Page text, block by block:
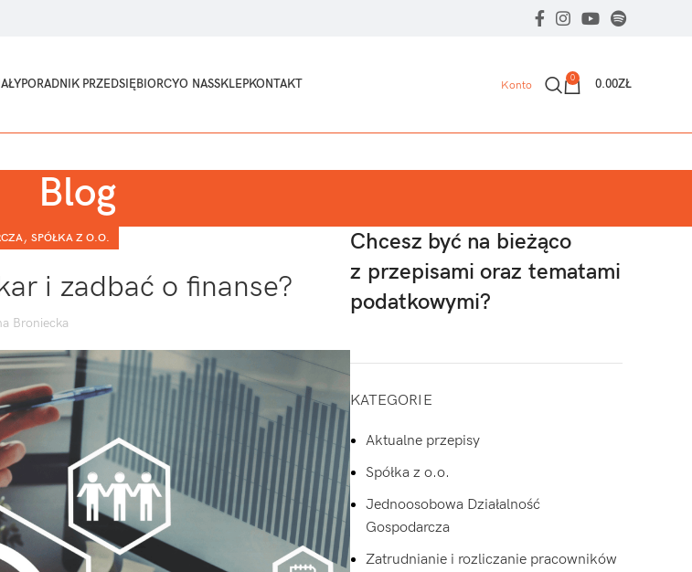
PORADNIK PRZEDSIĘBIORCYO NASSKLEPKONTAKT Konto
0 0.00ZŁ
Blog
, SPÓŁKA Z O.O.
i zadbać o finanse?
Broniecka
Chcesz być na bieżąco
z przepisami oraz tematami
podatkowymi?
KATEGORIE
Aktualne przepisy
Spółka z o.o.
Jednoosobowa Działalność
Gospodarcza
Zatrudnianie i rozliczanie pracowników